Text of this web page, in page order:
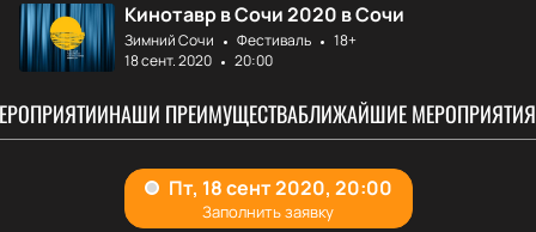
Кинотавр в Сочи 2020 в Сочи
Зимний Сочи Фестиваль
18+
18 сент. 2020
20:00
НАШИ ПРЕИМУЩЕСТВАБЛИЖАЙШИЕ МЕРОПРИЯТИЯ